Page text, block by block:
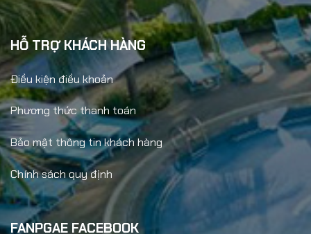
HỖ TRỢ KHÁCH HÀNG
Điều kiện điều khoản
Phương thức thanh toán
Bảo mật thông tin khách hàng
Chính sách quy định
FANPGAE FACEBOOK